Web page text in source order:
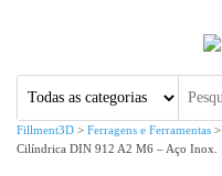
Fillment3D
Fillment3D > Ferragens e Ferramentas >
Cilíndrica DIN 912 A2 M6 – Aço Inox.